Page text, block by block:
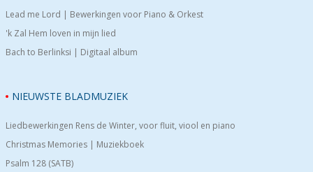
Lead me Lord | Bewerkingen voor Piano & Orkest
'k Zal Hem loven in mijn lied
Bach to Berlinksi | Digitaal album
NIEUWSTE BLADMUZIEK
Liedbewerkingen Rens de Winter, voor fluit, viool en piano
Christmas Memories | Muziekboek
Psalm 128 (SATB)